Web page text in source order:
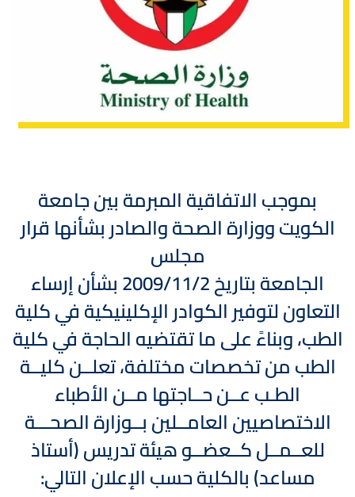
بموجب الاتفاقية المبرمة بين جامعة
الكويت ووزارة الصحة والصادر بشأنها قرار
مجلس
الجامعة بتاريخ 2009/11/2 بشأن إرساء
التعاون لتوفير الكوادر الإكلينيكية في كلية
الطب، وبناءً على ما تقتضيه الحاجة في كلية
الطب من تخصصات مختلفة، تعلــن كليــة
الطـب عــن حــاجتها مــن الأطباء
الاختصاصيين العامــلين بــوزارة الصحـــة
للعــمــل كــعضــو هيئة تدريس (أستاذ
مساعد) بالكلية حسب الإعلان التالي: